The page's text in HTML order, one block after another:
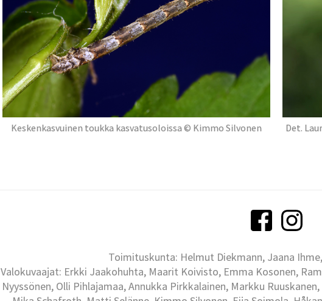
Keskenkasvuinen toukka kasvatusoloissa © Kimmo Silvonen
Det.
Toimituskunta: Helmut Diekmann, Jaana
Valokuvaajat: Erkki Jaakohuhta, Maarit Koivisto, Emma Kosonen,
Nyyssönen, Olli Pihlajamaa, Annukka Pirkkalainen, Markku